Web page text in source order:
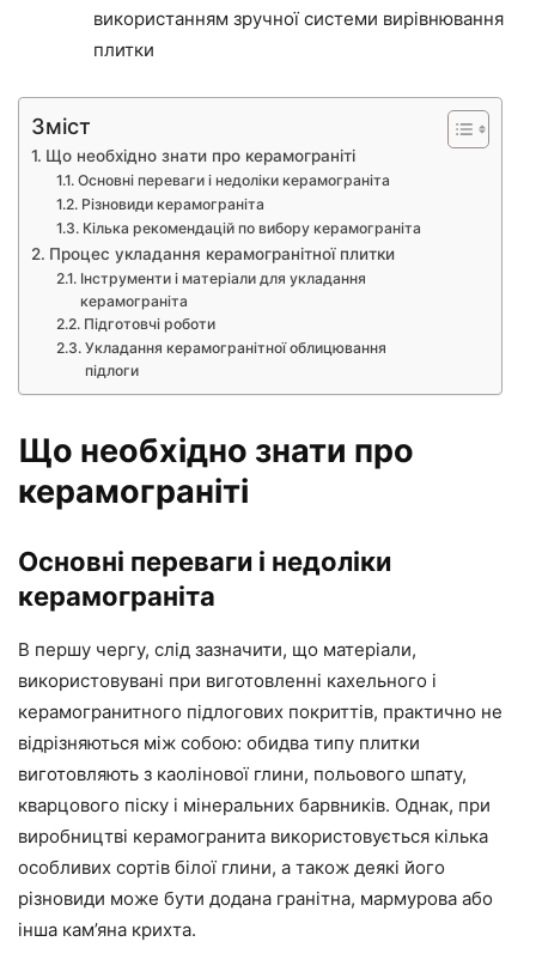
використанням зручної системи вирівнювання
плитки
Зміст
Що необхідно знати про керамограніті
Основні переваги і недоліки керамограніта
Різновиди керамограніта
Кілька рекомендацій по вибору керамограніта
Процес укладання керамогранітної плитки
Інструменти і матеріали для укладання
керамограніта
Підготовчі роботи
Укладання керамогранітної облицювання
підлоги
Що необхідно знати про
керамограніті
Основні переваги і недоліки
керамограніта
В першу чергу, слід зазначити, що матеріали,
використовувані при виготовленні кахельного і
керамогранитного підлогових покриттів, практично не
відрізняються між собою: обидва типу плитки
виготовляють з каолінової глини, польового шпату,
кварцового піску і мінеральних барвників. Однак, при
виробництві керамогранита використовується кілька
особливих сортів білої глини, а також деякі його
різновиди може бути додана гранітна, мармурова або
інша кам’яна крихта.